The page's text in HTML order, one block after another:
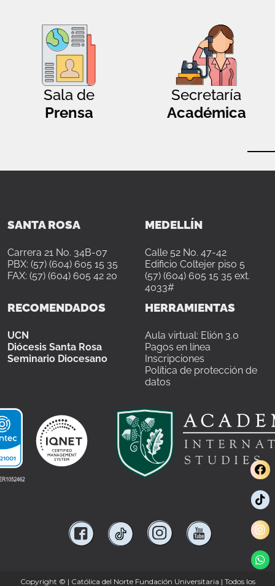
Sala de
Prensa
Secretaría
Académica
SANTA ROSA
Carrera 21 No. 34B-07
PBX: (57) (604) 605 15 35
FAX: (57) (604) 605 42 20
MEDELLÍN
Calle 52 No. 47-42
Edificio Coltejer piso 5
(57) (604) 605 15 35 ext.
4033#
RECOMENDADOS
UCN
Diócesis Santa Rosa
Seminario Diocesano
HERRAMIENTAS
Aula virtual: Elión 3.0
Pagos en línea
Inscripciones
Política de protección de
datos
Copyright © | Católica del Norte Fundación Universitaria | Todos los